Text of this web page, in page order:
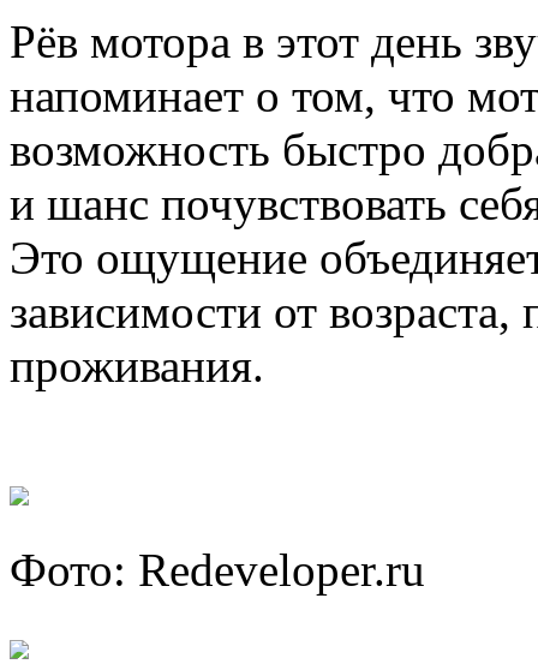
Рёв мотора в этот день
напоминает о том, что
возможность быстро
и шанс почувствовать
Это ощущение
зависимости от
проживания.
Фото: Redeveloper.ru